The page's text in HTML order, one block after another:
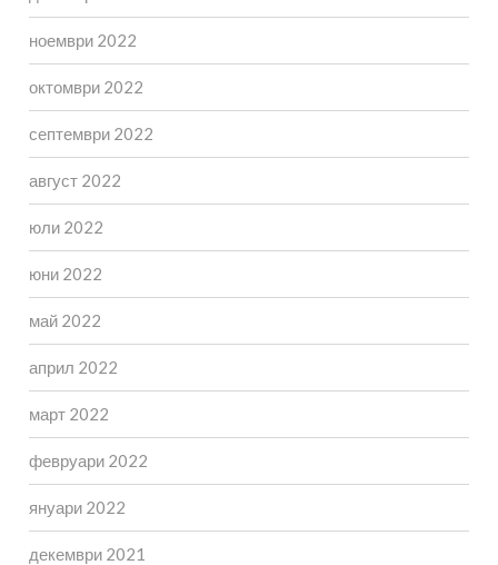
ноември 2022
октомври 2022
септември 2022
август 2022
юли 2022
юни 2022
май 2022
април 2022
март 2022
февруари 2022
януари 2022
декември 2021